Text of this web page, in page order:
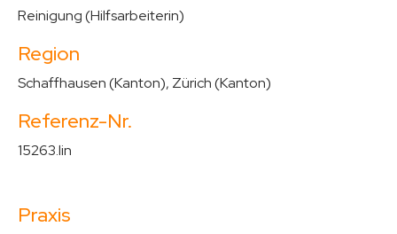
Reinigung (Hilfsarbeiterin)
Region
Schaffhausen (Kanton), Zürich (Kanton)
Referenz-Nr.
15263.lin
Praxis